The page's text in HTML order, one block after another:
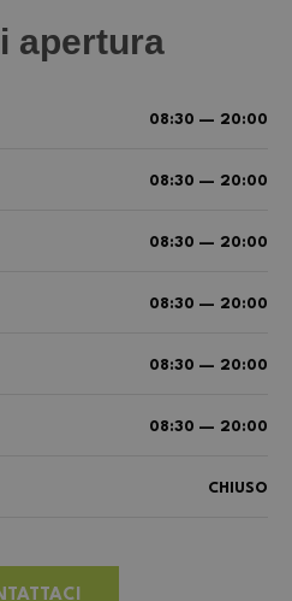
apertura
08:30 — 20:00
08:30 — 20:00
08:30 — 20:00
08:30 — 20:00
08:30 — 20:00
08:30 — 20:00
CHIUSO